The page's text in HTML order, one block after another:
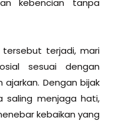
kebencian tanpa
terjadi, mari
sesuai dengan
Dengan bijak
saling menjaga hati,
kebaikan yang